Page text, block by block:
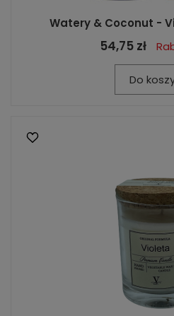
Watery & Coconut -
54,75 zł
Do